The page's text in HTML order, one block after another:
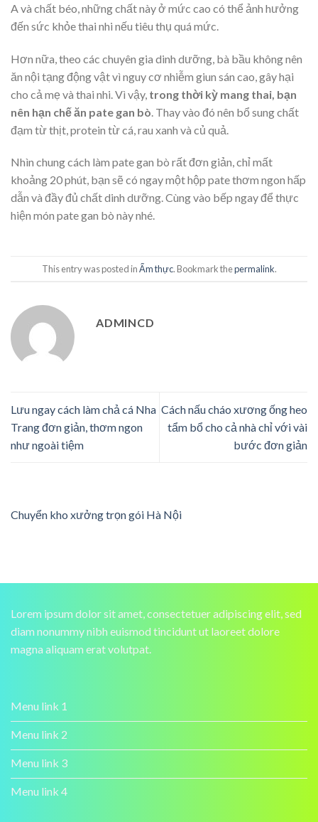
A và chất béo, những chất này ở mức cao có thể ảnh hưởng
đến sức khỏe thai nhi nếu tiêu thụ quá mức.
Hơn nữa, theo các chuyên gia dinh dưỡng, bà bầu không nên
ăn nội tạng động vật vì nguy cơ nhiễm giun sán cao, gây hại
cho cả mẹ và thai nhi. Vì vậy, trong thời kỳ mang thai, bạn
nên hạn chế ăn pate gan bò . Thay vào đó nên bổ sung chất
đạm từ thịt, protein từ cá, rau xanh và củ quả.
Nhìn chung cách làm pate gan bò rất đơn giản, chỉ mất
khoảng 20 phút, bạn sẽ có ngay một hộp pate thơm ngon hấp
dẫn và đầy đủ chất dinh dưỡng. Cùng vào bếp ngay để thực
hiện món pate gan bò này nhé.
This entry was posted inẨm thực. Bookmark thepermalink.
ADMINCD
Lưu ngay cách làm chả cá Nha
Trang đơn giản, thơm ngon
như ngoài tiệm
Cách nấu cháo xương ống heo
tẩm bổ cho cả nhà chỉ với vài
bước đơn giản
Chuyển kho xưởng trọn gói Hà Nội
Lorem ipsum dolor sit amet, consectetuer adipiscing elit, sed
diam nonummy nibh euismod tincidunt ut laoreet dolore
magna aliquam erat volutpat.
Menu link 1
Menu link 2
Menu link 3
Menu link 4